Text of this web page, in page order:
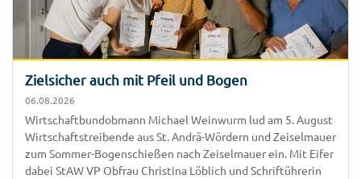
Zielsicher auch mit Pfeil und Bogen
Wirtschaftbundobmann Michael Weinwurm lud am 5. August
Wirtschaftstreibende aus St. Andrä-Wördern und Zeiselmauer
zum Sommer-Bogenschießen nach Zeiselmauer ein. Mit Eifer
dabei StAW VP Obfrau Christina Löblich und Schriftührerin
06.08.2026